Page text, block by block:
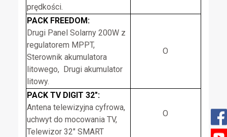
prędkości.
PACK FREEDOM:
Drugi Panel Solarny 200W z
regulatorem MPPT,
Sterownik akumulatora
litowego, Drugi akumulator
litowy.
O
PACK TV DIGIT 32″:
Antena telewizyjna cyfrowa,
uchwyt do mocowania TV,
Telewizor 32″ SMART
O